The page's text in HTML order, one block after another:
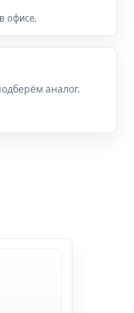
офисе.
аналог.